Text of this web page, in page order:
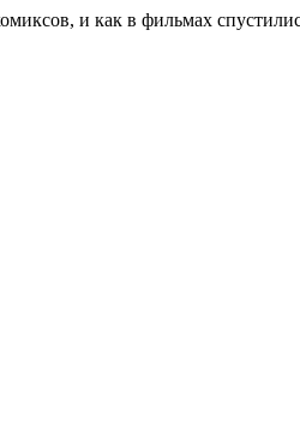
и как в фильмах